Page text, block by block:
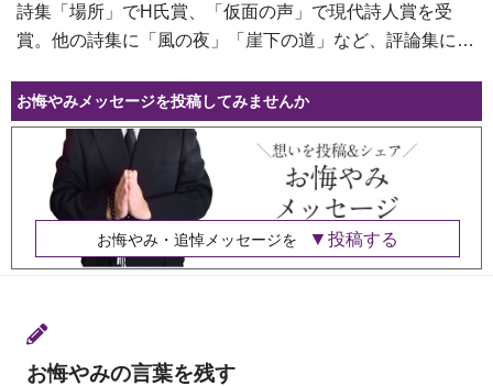
詩集「場所」でH氏賞、「仮面の声」で現代詩人賞を受
賞。他の詩集に「風の夜」「崖下の道」など、評論集に…
お悔やみメッセージを投稿してみませんか
お悔やみ・追悼メッセージを 投稿する
お悔やみの言葉を残す